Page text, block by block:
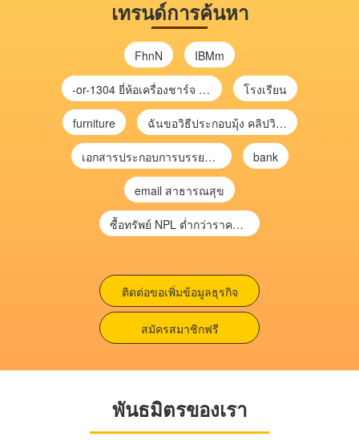
เทรนด์การค้นหา
FhnN IBMm
-or-1304 ยี่ห้อเครื่องชาร์จ chargecore โรงเรียน
furniture ฉันขอวิธีประกอบมุ้ง คลิปวิดีโอ การประกอบมุ้ง
เอกสารประกอบการบรรยาย การประเมินความเสี่ยงเพื่อวางแผนการตรวจสอบ \ bank
email สาธารณสุข
ซื้อทรัพย์ NPL ต่ำกว่าราคาตลาด 30-70% แบบไม่ต้องไปประมูล”
ติดต่อขอเพิ่มข้อมูลธุรกิจ
สมัครสมาชิกฟรี
พันธมิตรของเรา